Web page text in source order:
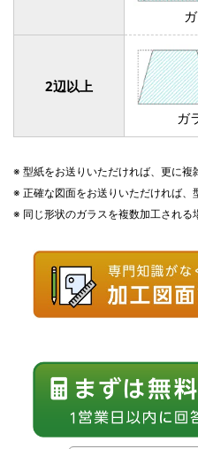
2辺以上
ガ
※ 型紙をお送りいただければ、更に複
※ 正確な図面をお送りいただければ、
※ 同じ形状のガラスを複数加工される